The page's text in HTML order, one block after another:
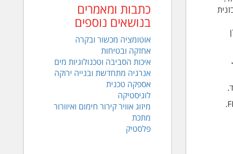
כתבות ומאמרים
בנושאים נוספים
אוטומציה מכשור ובקרה
אחזקה ובטיחות
איכות הסביבה וטכנולוגיות מים
אנרגיה מתחדשת ובנייה ירוקה
אספקה טכנית
לוגיסטיקה
מיזוג אוויר קירור חימום ואיוורור
מתכת
פלסטיק